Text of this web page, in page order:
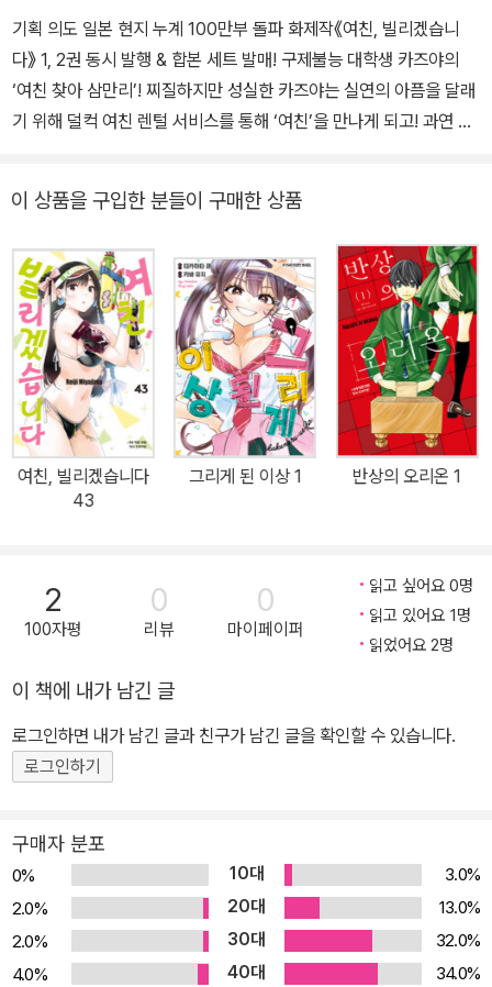
기획 의도 일본 현지 누계 100만부 돌파 화제작《여친, 빌리겠습니
다》 1, 2권 동시 발행 & 합본 세트 발매! 구제불능 대학생 카즈야의
‘여친 찾아 삼만리’! 찌질하지만 성실한 카즈야는 실연의 아픔을 달래
기 위해 덜컥 여친 렌털 서비스를 통해 ‘여친’을 만나게 되고! 과연 카
화제작! ‘렌털 러브’ 《여친, 빌리겠습니다》 의 국내 상륙! 「나는 오늘,
여친을 빌린다?!」 구제불능의 대학생 카즈야는 처음 사귄 여자친구에
게 한 달 만에 차이고 만다. 그 실연을 극복하고자, 미소녀인 여·자·친·
구를 빌리게 되는데?! '사연 있는' 엄청난 미소녀 미즈하라 치즈루를
렌털하면서, 그의 인생이 크게 달라지기 시작한다!
이 상품을 구입한 분들이 구매한 상품
여친, 빌리겠습니다
43
그리게 된 이상 1 반상의 오리온 1
2
100자평
0
리뷰
0
마이페이퍼
읽고 싶어요 0명
읽고 있어요 1명
읽었어요 2명
이 책에 내가 남긴 글
로그인하면 내가 남긴 글과 친구가 남긴 글을 확인할 수 있습니다.
로그인하기
구매자 분포
0% 10대
3.0%
2.0%
20대
13.0%
2.0%
30대
32.0%
4.0%
40대
34.0%